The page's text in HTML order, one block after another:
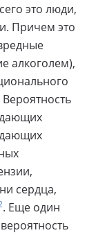
это люди,
Причем это
алкоголем),
сердца,
. Еще один